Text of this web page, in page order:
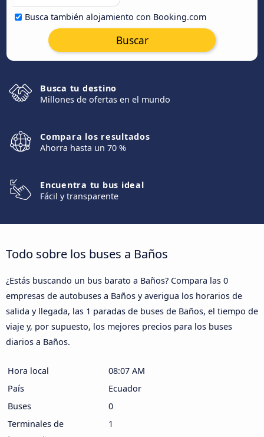
Busca también alojamiento con Booking.com
Buscar
Busca tu destino
Millones de ofertas en el mundo
Compara los resultados
Ahorra hasta un 70 %
Encuentra tu bus ideal
Fácil y transparente
Todo sobre los buses a Baños
¿Estás buscando un bus barato a Baños? Compara las 0
empresas de autobuses a Baños y averigua los horarios de
salida y llegada, las 1 paradas de buses de Baños, el tiempo de
viaje y, por supuesto, los mejores precios para los buses
diarios a Baños.
Hora local
08:07 AM
País
Ecuador
Buses
0
Terminales de
1